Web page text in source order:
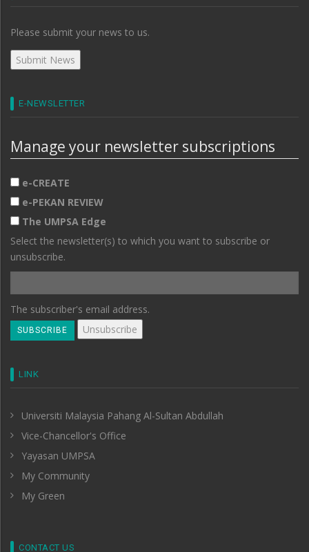
Please submit your news to us.
E-NEWSLETTER
Manage your newsletter subscriptions
e-CREATE
e-PEKAN REVIEW
The UMPSA Edge
Select the newsletter(s) to which you want to subscribe or
unsubscribe.
The subscriber's email address.
LINK
Universiti Malaysia Pahang Al-Sultan Abdullah
Vice-Chancellor's Office
Yayasan UMPSA
My Community
My Green
CONTACT US